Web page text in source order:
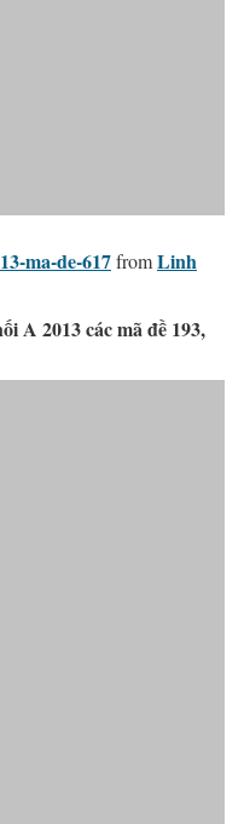
ma-de-617fromLinh
A 2013 các mã đề 193,